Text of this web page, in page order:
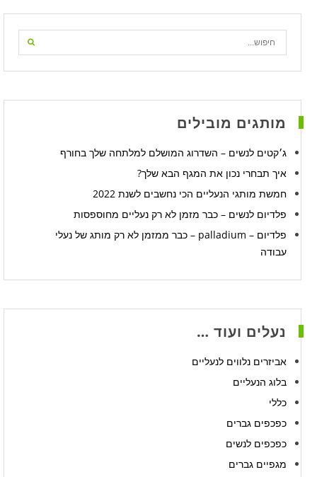
מותגים מובילים
ג׳קטים לנשים – השדרוג המושלם למלתחה שלך בחורף
איך תבחרי נכון את המגף הבא שלך?
חמשת מותגי הנעליים הכי נחשבים לשנת 2022
פלדיום לנשים – כבר מזמן לא רק נעליים מחוספסות
פלדיום – palladium – כבר ממזמן לא רק מותג של נעלי
עבודה
נעלים ועוד …
אביזרים נלווים לנעליים
בלוג הנעליים
כללי
כפכפים גברים
כפכפים לנשים
מגפיים גברים